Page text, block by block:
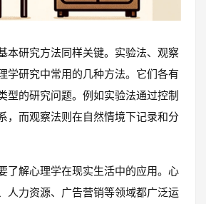
本研究方法同样关键。实验法、观察
学研究中常用的几种方法。它们各有
型的研究问题。例如实验法通过控制
，而观察法则在自然情境下记录和分
了解心理学在现实生活中的应用。心
人力资源、广告营销等领域都广泛运